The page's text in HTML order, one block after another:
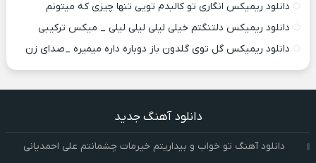
دانلود ریمیکس انگاری تو کالبدم تویی تنها چیزی که میتونم
دانلود ریمیکس دلتنگتم خیلی لیلی لیلی لیلی _ میکس ترکیبی
دانلود ریمیکس گل توی گلدون باز دوباره داره میمیره _صدای زن
دانلود آهنگ جدید
دانلود آهنگ تو خواب و بیداریتم خیرمات چشمانتم علی احمدیانی